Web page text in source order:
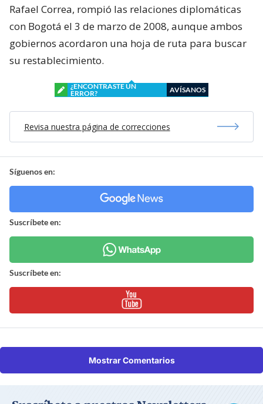
Rafael Correa, rompió las relaciones diplomáticas
con Bogotá el 3 de marzo de 2008, aunque ambos
gobiernos acordaron una hoja de ruta para buscar
su restablecimiento.
¿ENCONTRASTE UN
ERROR?
AVÍSANOS
Revisa nuestra página de correcciones
Síguenos en:
Suscríbete en:
Suscríbete en:
Mostrar Comentarios